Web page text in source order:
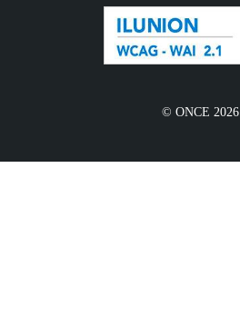
© ONCE 2026